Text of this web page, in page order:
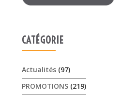
CATÉGORIE
Actualités(97)
PROMOTIONS(219)